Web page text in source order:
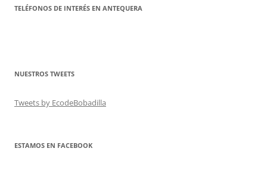
TELÉFONOS DE INTERÉS EN ANTEQUERA
NUESTROS TWEETS
Tweets by EcodeBobadilla
ESTAMOS EN FACEBOOK